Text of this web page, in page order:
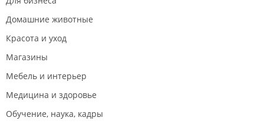
Домашние животные
Красота и уход
Магазины
Мебель и интерьер
Медицина и здоровье
Обучение, наука, кадры